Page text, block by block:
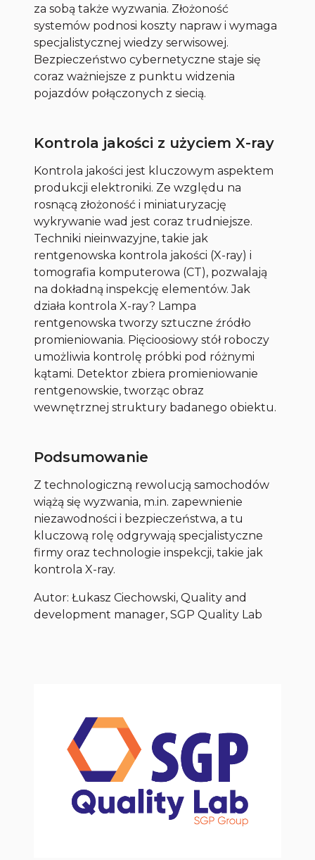
za sobą także wyzwania. Złożoność
systemów podnosi koszty napraw i wymaga
specjalistycznej wiedzy serwisowej.
Bezpieczeństwo cybernetyczne staje się
coraz ważniejsze z punktu widzenia
pojazdów połączonych z siecią.
Kontrola jakości z użyciem X-ray
Kontrola jakości jest kluczowym aspektem
produkcji elektroniki. Ze względu na
rosnącą złożoność i miniaturyzację
wykrywanie wad jest coraz trudniejsze.
Techniki nieinwazyjne, takie jak
rentgenowska kontrola jakości (X-ray) i
tomografia komputerowa (CT), pozwalają
na dokładną inspekcję elementów. Jak
działa kontrola X-ray? Lampa
rentgenowska tworzy sztuczne źródło
promieniowania. Pięcioosiowy stół roboczy
umożliwia kontrolę próbki pod różnymi
kątami. Detektor zbiera promieniowanie
rentgenowskie, tworząc obraz
wewnętrznej struktury badanego obiektu.
Podsumowanie
Z technologiczną rewolucją samochodów
wiążą się wyzwania, m.in. zapewnienie
niezawodności i bezpieczeństwa, a tu
kluczową rolę odgrywają specjalistyczne
firmy oraz technologie inspekcji, takie jak
kontrola X-ray.
Autor: Łukasz Ciechowski, Quality and
development manager, SGP Quality Lab